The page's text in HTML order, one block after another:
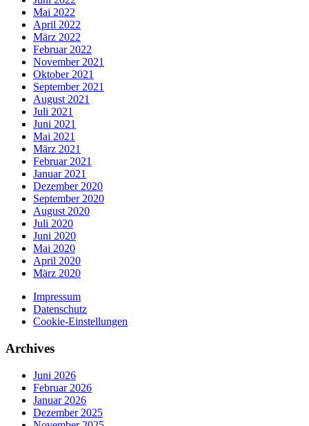
Mai 2022
April 2022
März 2022
Februar 2022
November 2021
Oktober 2021
September 2021
August 2021
Juli 2021
Juni 2021
Mai 2021
März 2021
Februar 2021
Januar 2021
Dezember 2020
September 2020
August 2020
Juli 2020
Juni 2020
Mai 2020
April 2020
März 2020
Impressum
Datenschutz
Cookie-Einstellungen
Archives
Juni 2026
Februar 2026
Januar 2026
Dezember 2025